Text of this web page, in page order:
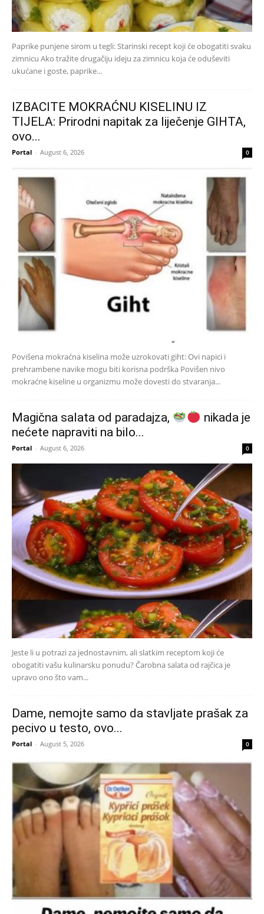
Paprike punjene sirom u tegli: Starinski recept koji će obogatiti svaku
zimnicu Ako tražite drugačiju ideju za zimnicu koja će oduševiti
ukućane i goste, paprike...
IZBACITE MOKRAĆNU KISELINU IZ
TIJELA: Prirodni napitak za liječenje GIHTA,
ovo...
Portal - August 6, 2026 0
Povišena mokraćna kiselina može uzrokovati giht: Ovi napici i
prehrambene navike mogu biti korisna podrška Povišen nivo
mokraćne kiseline u organizmu može dovesti do stvaranja...
Magična salata od paradajza,
nikada je
nećete napraviti na bilo...
Portal - August 6, 2026 0
Jeste li u potrazi za jednostavnim, ali slatkim receptom koji će
obogatiti vašu kulinarsku ponudu? Čarobna salata od rajčica je
upravo ono što vam...
Dame, nemojte samo da stavljate prašak za
pecivo u testo, ovo...
Portal - August 5, 2026 0